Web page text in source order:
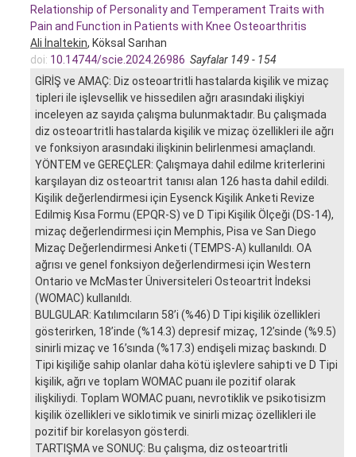
Relationship of Personality and Temperament Traits with
Pain and Function in Patients with Knee Osteoarthritis
Ali İnaltekin, Köksal Sarıhan
doi: 10.14744/scie.2024.26986 Sayfalar 149 - 154
GİRİŞ ve AMAÇ: Diz osteoartritli hastalarda kişilik ve mizaç
tipleri ile işlevsellik ve hissedilen ağrı arasındaki ilişkiyi
inceleyen az sayıda çalışma bulunmaktadır. Bu çalışmada
diz osteoartritli hastalarda kişilik ve mizaç özellikleri ile ağrı
ve fonksiyon arasındaki ilişkinin belirlenmesi amaçlandı.
YÖNTEM ve GEREÇLER: Çalışmaya dahil edilme kriterlerini
karşılayan diz osteoartrit tanısı alan 126 hasta dahil edildi.
Kişilik değerlendirmesi için Eysenck Kişilik Anketi Revize
Edilmiş Kısa Formu (EPQR-S) ve D Tipi Kişilik Ölçeği (DS-14),
mizaç değerlendirmesi için Memphis, Pisa ve San Diego
Mizaç Değerlendirmesi Anketi (TEMPS-A) kullanıldı. OA
ağrısı ve genel fonksiyon değerlendirmesi için Western
Ontario ve McMaster Üniversiteleri Osteoartrit İndeksi
(WOMAC) kullanıldı.
BULGULAR: Katılımcıların 58’i (%46) D Tipi kişilik özellikleri
gösterirken, 18’inde (%14.3) depresif mizaç, 12’sinde (%9.5)
sinirli mizaç ve 16’sında (%17.3) endişeli mizaç baskındı. D
Tipi kişiliğe sahip olanlar daha kötü işlevlere sahipti ve D Tipi
kişilik, ağrı ve toplam WOMAC puanı ile pozitif olarak
ilişkiliydi. Toplam WOMAC puanı, nevrotiklik ve psikotisizm
kişilik özellikleri ve siklotimik ve sinirli mizaç özellikleri ile
pozitif bir korelasyon gösterdi.
TARTIŞMA ve SONUÇ: Bu çalışma, diz osteoartritli